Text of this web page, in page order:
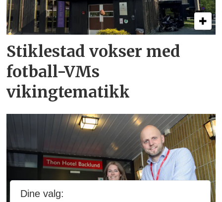
Stiklestad vokser med
fotball-VMs
vikingtematikk
Dine valg: